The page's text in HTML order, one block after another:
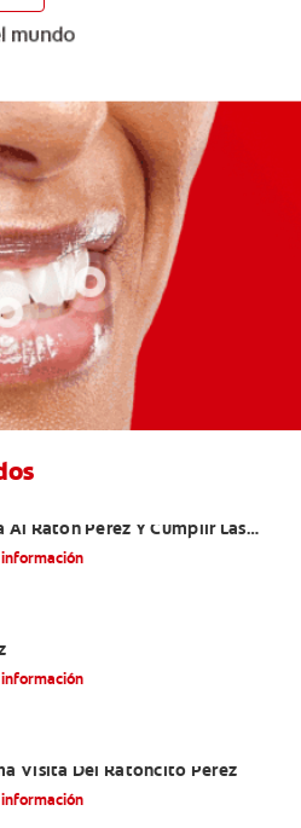
Al Ratón Pérez Y Cumplir Las
De Su Hijo/A
Visita Del Ratoncito Pérez